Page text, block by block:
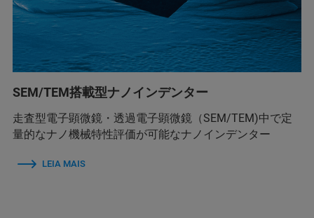
SEM/TEM搭載型ナノインデンター
走査型電子顕微鏡・透過電子顕微鏡（SEM/TEM)中で定
量的なナノ機械特性評価が可能なナノインデンター
LEIA MAIS